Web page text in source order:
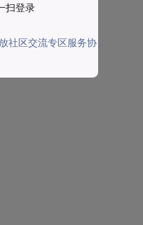
扫登录
社区交流专区服务协